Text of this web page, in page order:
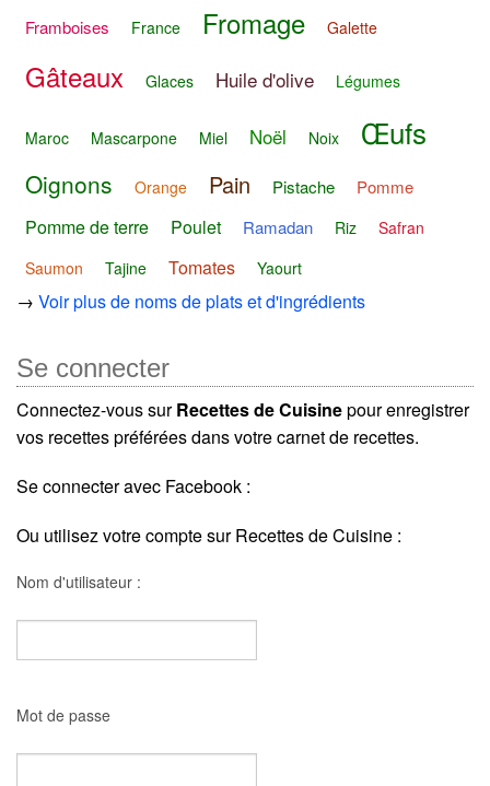
Framboises France Fromage Galette
Gâteaux Glaces Huile d'olive Légumes
Maroc Mascarpone Miel Noël Noix Œufs
Oignons Orange Pain Pistache Pomme
Pomme de terre Poulet Ramadan Riz
Safran
Saumon
Tajine Tomates Yaourt
→ Voir plus de noms de plats et d'ingrédients
Se connecter
Connectez-vous surRecettes de Cuisinepour enregistrer
vos recettes préférées dans votre carnet de recettes.
Se connecter avec Facebook :
Ou utilisez votre compte sur Recettes de Cuisine :
Nom d'utilisateur :
Mot de passe